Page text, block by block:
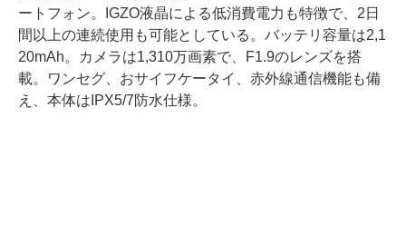
ートフォン。IGZO液晶による低消費電力も特徴で、2日
間以上の連続使用も可能としている。バッテリ容量は2,1
20mAh。カメラは1,310万画素で、F1.9のレンズを搭
載。ワンセグ、おサイフケータイ、赤外線通信機能も備
え、本体はIPX5/7防水仕様。